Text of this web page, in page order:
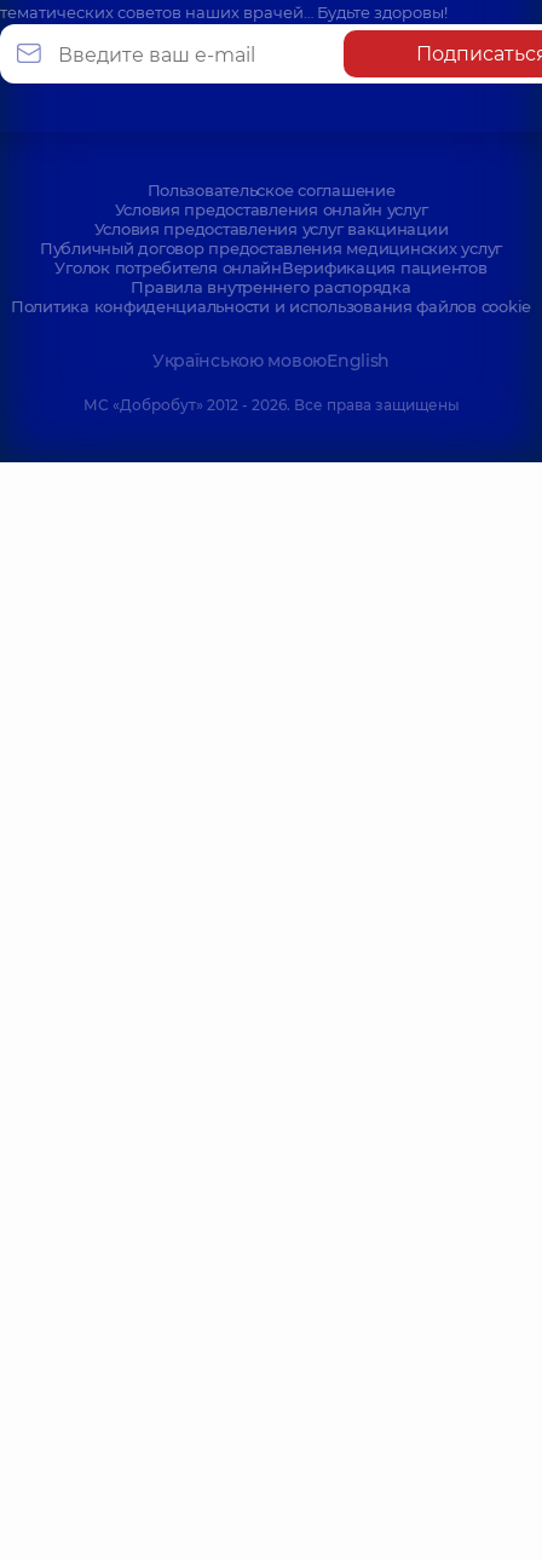
тематических советов наших врачей… Будьте здоровы!
Пользовательское соглашение
Условия предоставления онлайн услуг
Условия предоставления услуг вакцинации
Публичный договор предоставления медицинских услуг
Уголок потребителя онлайнВерификация пациентов
Правила внутреннего распорядка
Политика конфиденциальности и использования файлов cookie
Українською мовоюEnglish
МС «Добробут» 2012 - 2026. Все права защищены